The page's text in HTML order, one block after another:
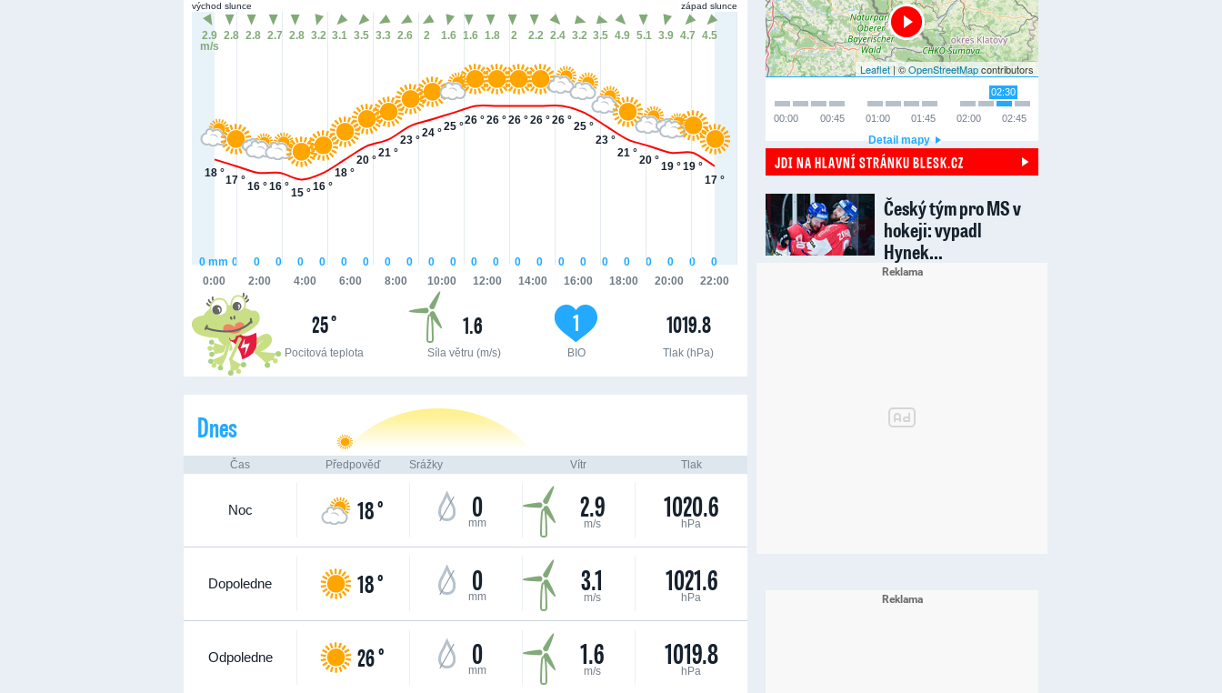
18 °
17 °
16 °16 °
15 °
16 °
18 °
20 °
21 °
23 °
24 °
25 °
26 °26 °26 °26 °26 °
25 °
23 °
21 °
20 °
19 °19 °
17 °
0:00 2:00 4:00 6:00 8:00 10:00 12:00 14:00 16:00 18:00 20:00 22:00
východ slunce západ slunce
0 mm 0 0 0 0 0 0 0 0 0 0 0 0 0 0 0 0 0 0 0 0 0 0 0
2.9
m/s
2.8 2.8 2.7 2.8 3.2 3.1 3.5 3.3 2.6 2 1.6 1.6 1.8 2 2.2 2.4 3.2 3.5 4.9 5.1 3.9 4.7 4.5
25 °
Pocitová teplota
1.6
Síla větru (m/s)
1
BIO
1019.8
Tlak (hPa)
Dnes
Čas Předpověď Srážky Vítr Tlak
Noc 18 ° 0
mm 2.9
m/s 1020.6
hPa
Dopoledne 18 ° 0
mm 3.1
m/s 1021.6
hPa
Odpoledne 26 ° 0
mm 1.6
m/s 1019.8
hPa
Leaflet| ©OpenStreetMapcontributors
02:30
02:45
02:00
01:45
01:00
00:45
00:00
Detail mapy
JDI NA HLAVNÍ STRÁNKU BLESK.CZ
Český tým pro MS v
hokeji: vypadl
Hynek…